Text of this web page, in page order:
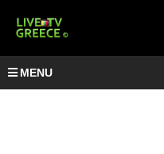
MENU